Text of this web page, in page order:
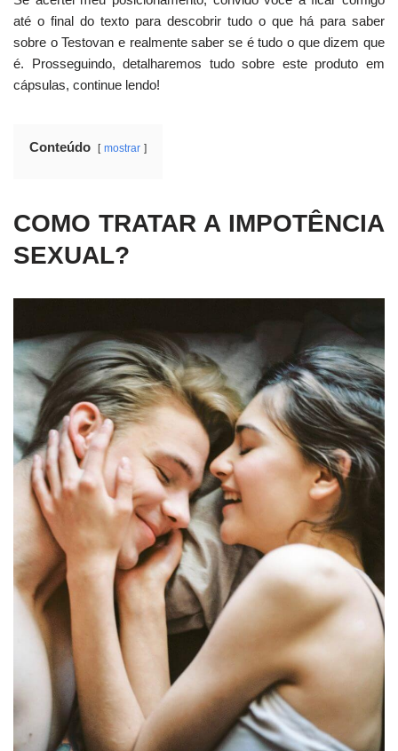
até o final do texto para descobrir tudo o que há para saber
sobre o Testovan e realmente saber se é tudo o que dizem que
é. Prosseguindo, detalharemos tudo sobre este produto em
cápsulas, continue lendo!
Conteúdo mostrar
COMO TRATAR A IMPOTÊNCIA
SEXUAL?